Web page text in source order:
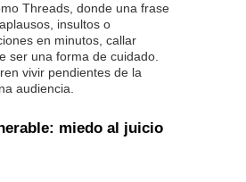
Threads, donde una frase
insultos o
en minutos, callar
ser una forma de cuidado.
vivir pendientes de la
audiencia.
miedo al juicio